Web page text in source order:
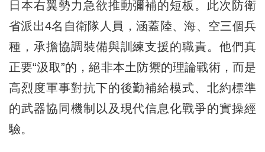
日本右翼勢力急欲推動彌補的短板。此次防衛
省派出4名自衛隊人員，涵蓋陸、海、空三個兵
種，承擔協調裝備與訓練支援的職責。他們真
正要“汲取”的，絕非本土防禦的理論戰術，而是
高烈度軍事對抗下的後勤補給模式、北約標準
的武器協同機制以及現代信息化戰爭的實操經
驗。